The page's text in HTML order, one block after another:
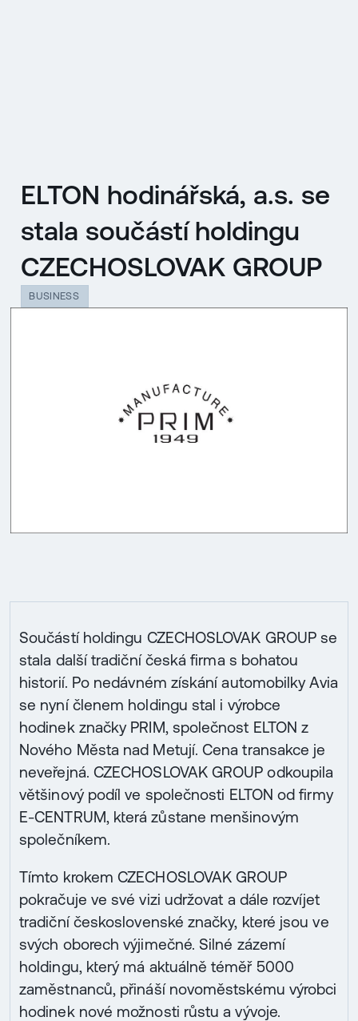
ELTON hodinářská, a.s. se
stala součástí holdingu
CZECHOSLOVAK GROUP
BUSINESS
Součástí holdingu CZECHOSLOVAK GROUP se
stala další tradiční česká firma s bohatou
historií. Po nedávném získání automobilky Avia
se nyní členem holdingu stal i výrobce
hodinek značky PRIM, společnost ELTON z
Nového Města nad Metují. Cena transakce je
neveřejná. CZECHOSLOVAK GROUP odkoupila
většinový podíl ve společnosti ELTON od firmy
E-CENTRUM, která zůstane menšinovým
společníkem.
Tímto krokem CZECHOSLOVAK GROUP
pokračuje ve své vizi udržovat a dále rozvíjet
tradiční československé značky, které jsou ve
svých oborech výjimečné. Silné zázemí
holdingu, který má aktuálně téměř 5000
zaměstnanců, přináší novoměstskému výrobci
hodinek nové možnosti růstu a vývoje.